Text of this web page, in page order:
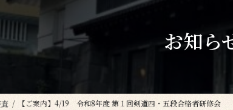
お知ら
【ご案内】4/19 令和8年度 第１回剣道四・五段合格者研修会